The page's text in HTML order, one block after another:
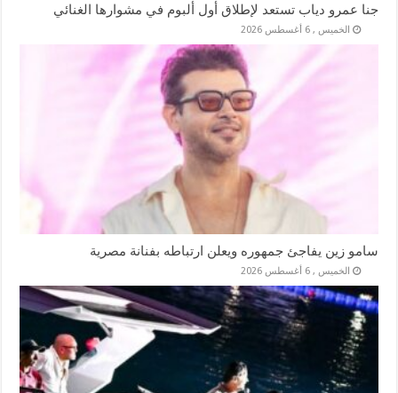
جنا عمرو دياب تستعد لإطلاق أول ألبوم في مشوارها الغنائي
الخميس , 6 أغسطس 2026
سامو زين يفاجئ جمهوره ويعلن ارتباطه بفنانة مصرية
الخميس , 6 أغسطس 2026